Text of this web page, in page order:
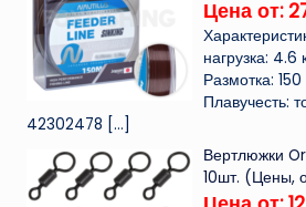
Цена от:
нагрузка:
Размотка:
Плавучесть:
42302478 […]
Вертлюжки
10шт. (Цены,